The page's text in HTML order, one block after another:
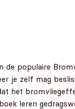
de populaire
je zelf mag
het
leren